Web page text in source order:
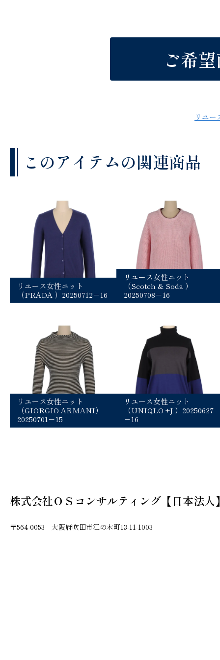
ご希
リユ
このアイテムの関連商品
リユース女性ニット
（PRADA ）20250712－16
リユース女性ニット
（Scotch & Soda ）
20250708－16
リユース女性ニット
（GIORGIO ARMANI）
20250701－15
リユース女性ニット
（UNIQLO +J ）20250627
－16
株式会社ＯＳコンサルティング【日本法人
〒564-0053 大阪府吹田市江の木町13-11-1003